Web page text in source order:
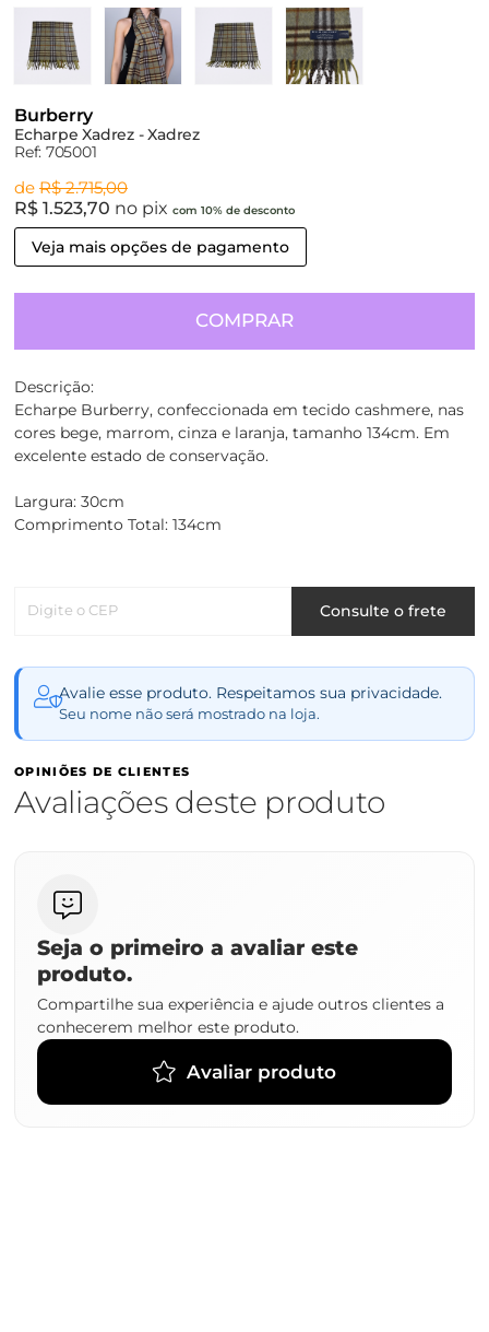
Burberry
Echarpe Xadrez - Xadrez
Ref: 705001
de R$ 2.715,00
R$ 1.523,70 no pix com 10% de desconto
Veja mais opções de pagamento
COMPRAR
Descrição:
Echarpe Burberry, confeccionada em tecido cashmere, nas
cores bege, marrom, cinza e laranja, tamanho 134cm. Em
excelente estado de conservação.
Largura: 30cm
Comprimento Total: 134cm
Digite o CEP Consulte o frete
Avalie esse produto. Respeitamos sua privacidade.
Seu nome não será mostrado na loja.
OPINIÕES DE CLIENTES
Avaliações deste produto
Seja o primeiro a avaliar este
produto.
Compartilhe sua experiência e ajude outros clientes a
conhecerem melhor este produto.
Avaliar produto